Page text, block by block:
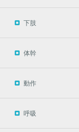
下肢
体幹
動作
呼吸